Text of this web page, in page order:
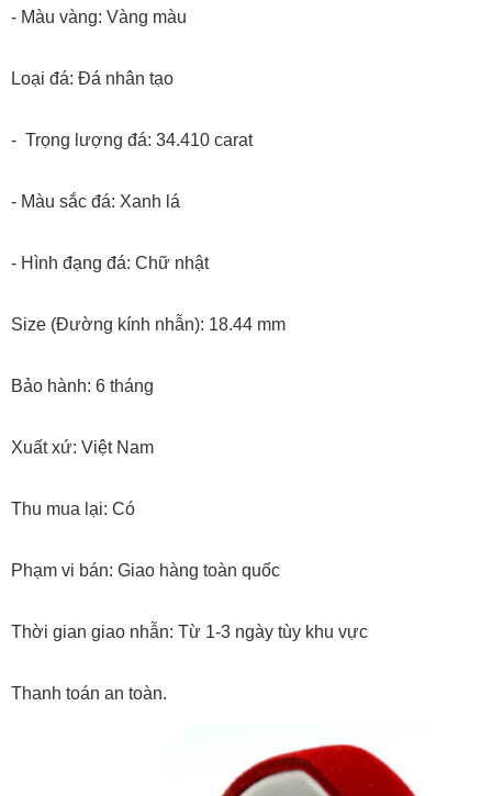
- Màu vàng: Vàng màu
Loại đá: Đá nhân tạo
- Trọng lượng đá: 34.410 carat
- Màu sắc đá: Xanh lá
- Hình đạng đá: Chữ nhật
Size (Đường kính nhẫn): 18.44 mm
Bảo hành: 6 tháng
Xuất xứ: Việt Nam
Thu mua lại: Có
Phạm vi bán: Giao hàng toàn quốc
Thời gian giao nhẫn: Từ 1-3 ngày tùy khu vực
Thanh toán an toàn.